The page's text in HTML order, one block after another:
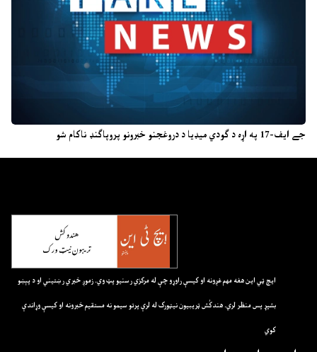
جے ایف-17 په اړه د ګودي میډیا د دروغجنو خبرونو پروپاګنډ ناکام شو
ايچ ټي اين هغه مهم غږونه او کيسې راوړو چې له مرکزي رسنيو پټ وي. زموږ خبري رښتيني او د پېښو
بشپړ پس منظر لري. هندکُش ټريبيون نيټورک له لرې پرتو سيمو نه مستقيم خبرونه او کيسې وړاندې
کوي